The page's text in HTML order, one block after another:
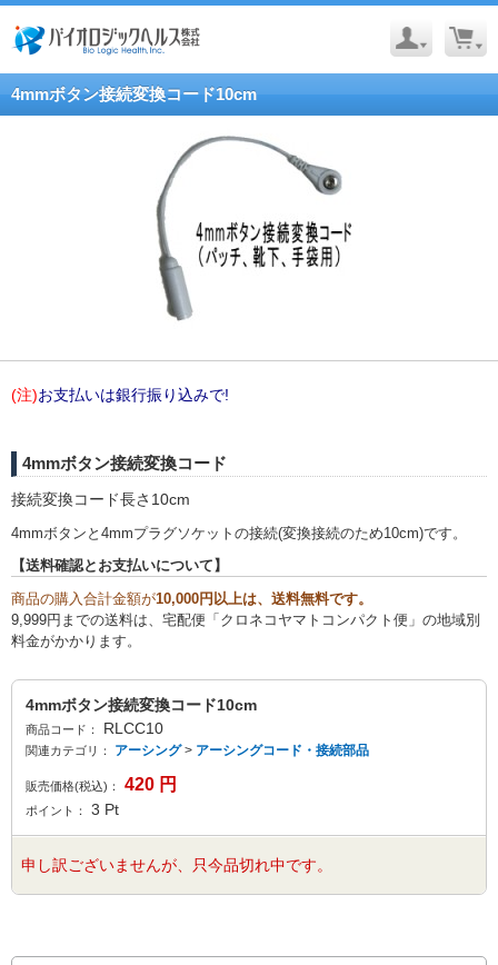
4mmボタン接続変換コード10cm
(注)お支払いは銀行振り込みで!
4mmボタン接続変換コード
接続変換コード長さ10cm
4mmボタンと4mmプラグソケットの接続(変換接続のため10cm)です。
【送料確認とお支払いについて】
商品の購入合計金額が10,000円以上は、送料無料です。
9,999円までの送料は、宅配便「クロネコヤマトコンパクト便」の地域別
料金がかかります。
4mmボタン接続変換コード10cm
商品コード： RLCC10
関連カテゴリ： アーシング> アーシングコード・接続部品
販売価格(税込)： 420 円
ポイント： 3 Pt
申し訳ございませんが、只今品切れ中です。